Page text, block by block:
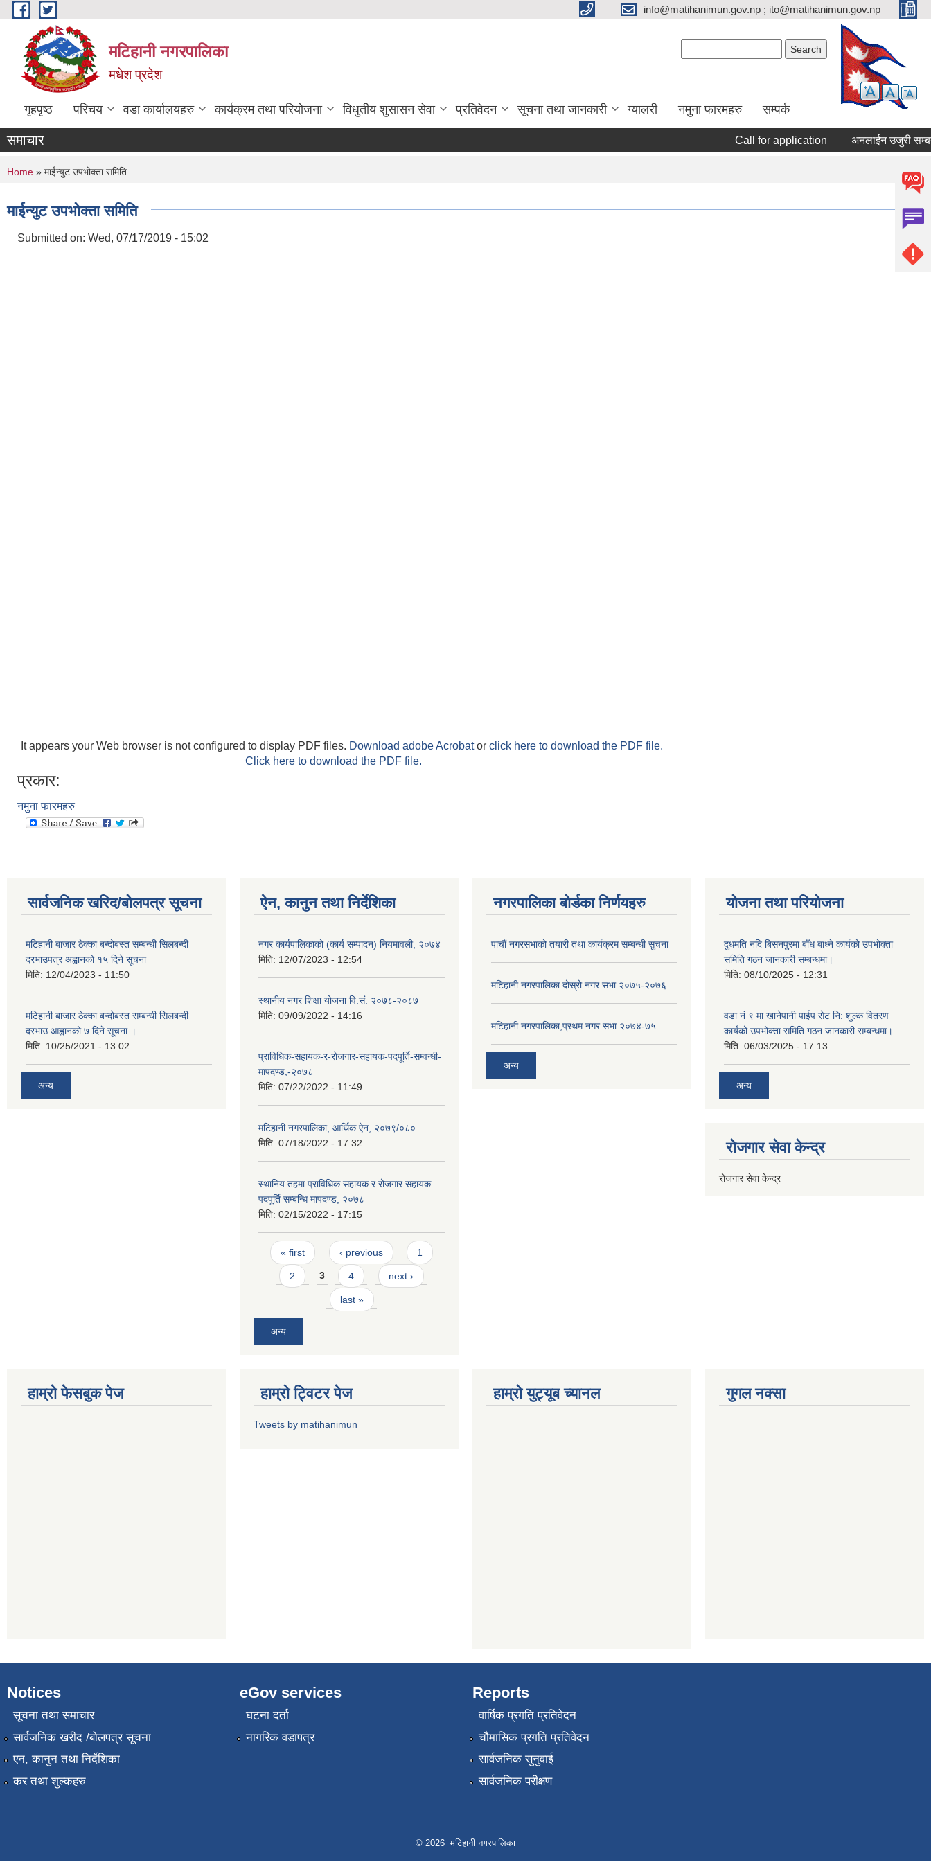
Skip to main content info@matihanimun.gov.np ; ito@matihanimun.gov.np
मटिहानी नगरपालिका
मधेश प्रदेश
गृहपृष्ठ परिचय वडा कार्यालयहरु कार्यक्रम तथा परियोजना विधुतीय शुसासन सेवा प्रतिवेदन सूचना तथा जानकारी ग्यालरी नमुना फारमहरु सम्पर्क
समाचार Call for application अनलाईन उजुरी
You are here
Home » माईन्युट उपभोक्ता समिति
माईन्युट उपभोक्ता समिति
Submitted on: Wed, 07/17/2019 - 15:02
It appears your Web browser is not configured to display PDF files. Download adobe Acrobator click here to download the PDF file.
Click here to download the PDF file.
प्रकार:
नमुना फारमहरु
सार्वजनिक खरिद/बोलपत्र सूचना
मटिहानी बाजार ठेक्का बन्दोबस्त सम्बन्धी सिलबन्दी
दरभाउपत्र अह्वानको १५ दिने सूचना
मिति: 12/04/2023 - 11:50
मटिहानी बाजार ठेक्का बन्दोबस्त सम्बन्धी सिलबन्दी
दरभाउ आह्वानको ७ दिने सूचना ।
मिति: 10/25/2021 - 13:02
अन्य
ऐन, कानुन तथा निर्देशिका
नगर कार्यपालिकाको (कार्य सम्पादन) नियमावली, २०७४
मिति: 12/07/2023 - 12:54
स्थानीय नगर शिक्षा योजना वि‍.सं. २०७८-२०८७
मिति: 09/09/2022 - 14:16
प्राविधिक-सहायक-र-रोजगार-सहायक-पदपूर्ति-सम्वन्धी-
मापदण्ड,-२०७८
मिति: 07/22/2022 - 11:49
मटिहानी नगरपालिका, आर्थिक ऐन, २०७९/०८०
मिति: 07/18/2022 - 17:32
स्थानिय तहमा प्राविधिक सहायक र रोजगार सहायक
पदपूर्ति सम्बन्धि मापदण्ड, २०७८
मिति: 02/15/2022 - 17:15
Pages
« first ‹ previous 1
2 3 4 next ›
last »
अन्य
नगरपालिका बोर्डका निर्णयहरु
पाचाैं नगरसभाको तयारी तथा कार्यक्रम सम्बन्धी सुचना
मटिहानी नगरपालिका दोस्रो नगर सभा २०७५-२०७६
मटिहानी नगरपालिका,प्रथम नगर सभा २०७४-७५
अन्य
योजना तथा परियोजना
दुधमति नदि बिसनपुरमा बाँध बाध्ने कार्यको उपभोक्ता
समिति गठन जानकारी सम्बन्धमा।
मिति: 08/10/2025 - 12:31
वडा नं ९ मा खानेपानी पाईप सेट नि: शुल्क वितरण
कार्यको उपभोक्ता समिति गठन जानकारी सम्बन्धमा।
मिति: 06/03/2025 - 17:13
अन्य
रोजगार सेवा केन्द्र
रोजगार सेवा केन्द्र
हाम्राे फेसबुक पेज हाम्राे ट्विटर पेज
Tweets by matihanimun
हाम्रो युट्यूब च्यानल गुगल नक्सा
Notices
सूचना तथा समाचार
सार्वजनिक खरीद /बोलपत्र सूचना
एन, कानुन तथा निर्देशिका
कर तथा शुल्कहरु
eGov services
घटना दर्ता
नागरिक वडापत्र
Reports
वार्षिक प्रगति प्रतिवेदन
चौमासिक प्रगति प्रतिवेदन
सार्वजनिक सुनुवाई
सार्वजनिक परीक्षण
© 2026 मटिहानी नगरपालिका